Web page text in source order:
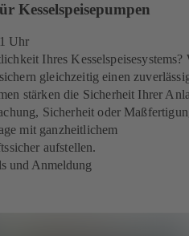
Kesselspeisepumpen
Uhr
Ihres Kesselspeisesystems?
gleichzeitig einen
stärken die Sicherheit Ihrer
Sicherheit oder
mit ganzheitlichem
aufstellen.
und Anmeldung